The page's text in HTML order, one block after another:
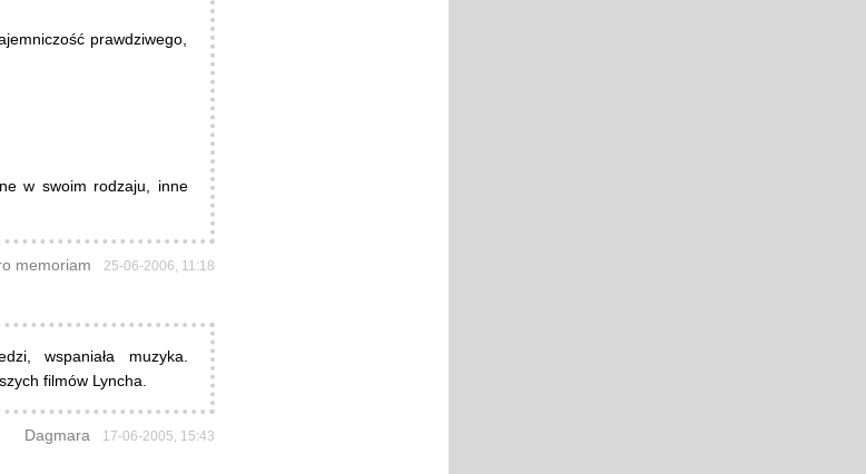
prawdziwego,
w swoim rodzaju, inne
memoriam 25-06-2006, 11:18
wspaniała muzyka.
filmów Lyncha.
Dagmara 17-06-2005, 15:43